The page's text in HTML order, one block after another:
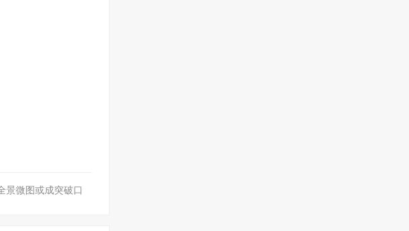
景微图或成突破口